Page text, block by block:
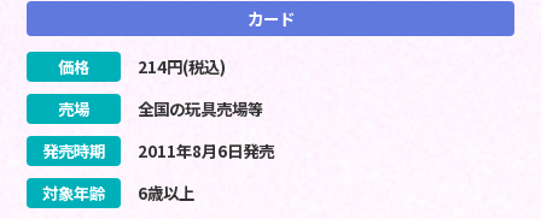
カード
価格 214円(税込)
売場
全国の玩具売場等
発売時期
2011年8月6日発売
対象年齢
6歳以上